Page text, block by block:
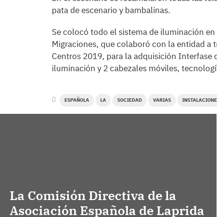
pata de escenario y bambalinas.
Se colocó todo el sistema de iluminación
Migraciones, que colaboró con la entidad a
Centros 2019, para la adquisición Interfase
iluminación y 2 cabezales móviles,
ESPAÑOLA LA SOCIEDAD VARIAS
La Comisión Directiva de la
Asociación Española de Laprida